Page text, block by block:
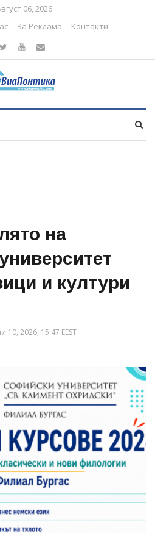
06, 2026
За Реклама Контакти
на
и култури
10, 2026, 15:47 EEST